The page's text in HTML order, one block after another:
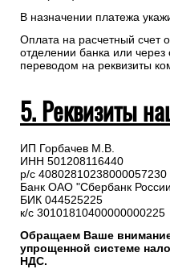
В назначении платежа
Оплата на расчетный счет
отделении банка или через
переводом на реквизиты
5. Реквизиты
ИП Горбачев М.В.
ИНН 501208116440
р/с 40802810238000057230
Банк ОАО "Сбербанк
БИК 044525225
к/с 30101810400000000225
Обращаем Ваше
упрощенной системе
НДС.